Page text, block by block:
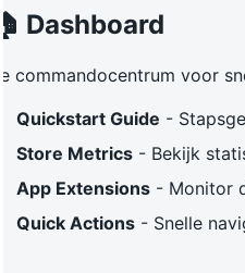
🏠 Dashboard
Je commandocentrum voor
Quickstart Guide -
Store Metrics - Bekijk
App Extensions - Monitor
Quick Actions - Snelle